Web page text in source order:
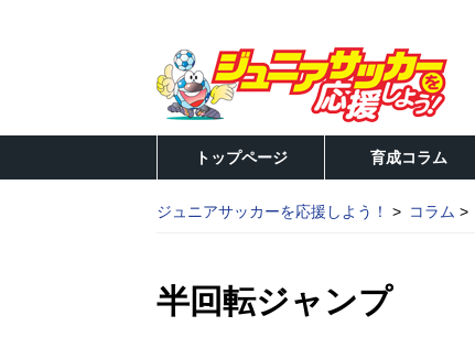
トップページ 育成コラム
ジュニアサッカーを応援しよう！ コラム
半回転ジャンプ